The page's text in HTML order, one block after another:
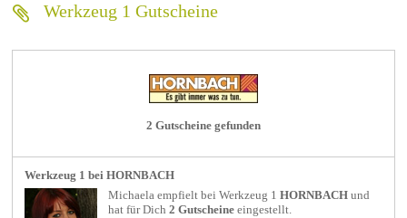
Werkzeug 1 Gutscheine
2 Gutscheine gefunden
Werkzeug 1 bei HORNBACH
Michaela empfielt beiWerkzeug 1 HORNBACH und
hat für Dich2 Gutscheine eingestellt.